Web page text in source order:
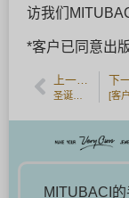
访我们
*客户已同意出版
MITUBACI的